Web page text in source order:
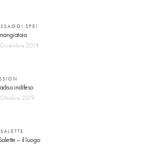
SPEI
2019
indifeso
2019
– il luogo